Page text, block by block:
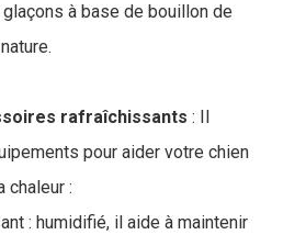
à base de bouillon de
rafraîchissants : Il
pour aider votre chien
chaleur :
: humidifié, il aide à maintenir